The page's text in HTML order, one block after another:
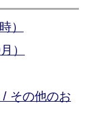
）
）
その他のお